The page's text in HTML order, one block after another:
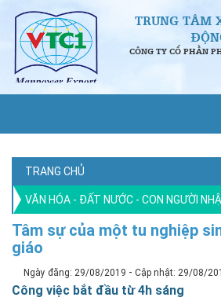
TRUNG TÂM
CÔNG TY CỔ PHẦN
TRANG CHỦ
VĂN HÓA - ĐẤT NƯỚC - CON NGƯỜI
Tâm sự của một tu nghiệp
giáo
Ngày đăng: 29/08/2019 - Cập nhật: 29/08/
Công việc bắt đầu từ 4h sáng